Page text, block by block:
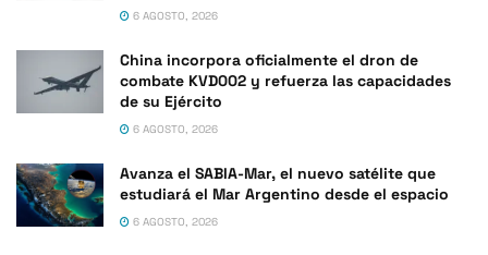
6 AGOSTO, 2026
China incorpora oficialmente el dron de
combate KVD002 y refuerza las capacidades
de su Ejército
6 AGOSTO, 2026
Avanza el SABIA-Mar, el nuevo satélite que
estudiará el Mar Argentino desde el espacio
6 AGOSTO, 2026